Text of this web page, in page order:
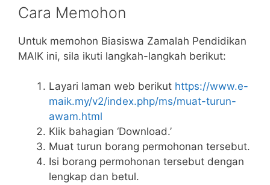
Cara Memohon
Untuk memohon Biasiswa Zamalah Pendidikan
MAIK ini, sila ikuti langkah-langkah berikut:
Layari laman web berikut https://www.e-
maik.my/v2/index.php/ms/muat-turun-
awam.html
Klik bahagian ‘Download.’
Muat turun borang permohonan tersebut.
Isi borang permohonan tersebut dengan
lengkap dan betul.